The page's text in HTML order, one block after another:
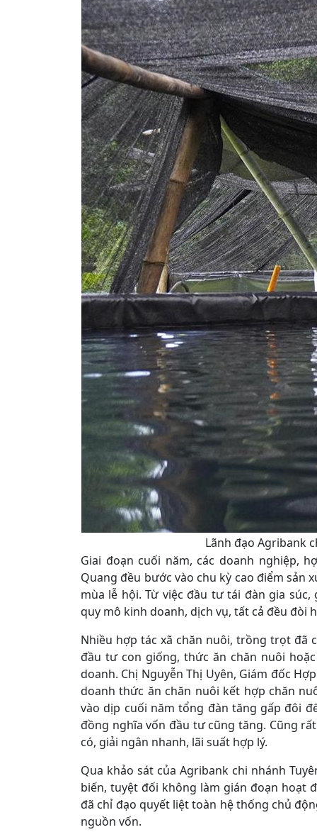
Lãnh đạo Agribank
Giai đoạn cuối năm, các doanh nghiệp,
Quang đều bước vào chu kỳ cao điểm sản
mùa lễ hội. Từ việc đầu tư tái đàn gia
quy mô kinh doanh, dịch vụ, tất cả đều đòi
Nhiều hợp tác xã chăn nuôi, trồng trọt đã
đầu tư con giống, thức ăn chăn nuôi
doanh. Chị Nguyễn Thị Uyên, Giám đốc
doanh thức ăn chăn nuôi kết hợp chăn
vào dịp cuối năm tổng đàn tăng gấp đôi
đồng nghĩa vốn đầu tư cũng tăng. Cũng
có, giải ngân nhanh, lãi suất hợp lý.
Qua khảo sát của Agribank chi nhánh
biến, tuyệt đối không làm gián đoạn hoạt
đã chỉ đạo quyết liệt toàn hệ thống chủ
nguồn vốn.